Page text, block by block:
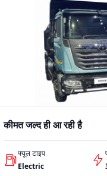
कीमत जल्द ही आ रही है
फ्यूल टाइप
Electric